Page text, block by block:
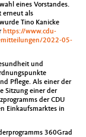
eines Vorstandes.
erneut als
Tino Kanicke
https://www.cdu-
2022-05-
und
Pflege. Als einer der
Sitzung einer der
der CDU
Einkaufsmarktes in
360Grad